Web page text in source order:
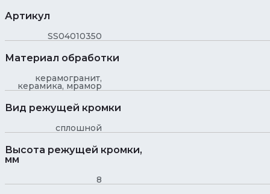
Артикул
SS04010350
Материал обработки
керамогранит,
керамика, мрамор
Вид режущей кромки
сплошной
Высота режущей кромки,
мм
8